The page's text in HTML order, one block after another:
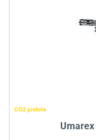
CO2 pistole